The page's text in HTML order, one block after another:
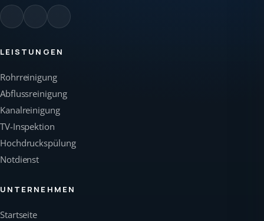
LEISTUNGEN
Rohrreinigung
Abflussreinigung
Kanalreinigung
TV-Inspektion
Hochdruckspülung
Notdienst
UNTERNEHMEN
Startseite